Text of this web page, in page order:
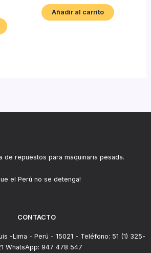
Añadir al carrito
de repuestos para maquinaria pesada.
el Perú no se detenga!
CONTACTO
-Lima - Perú - 15021 - Teléfono: 51 (1) 325-
WhatsApp: 947 478 547